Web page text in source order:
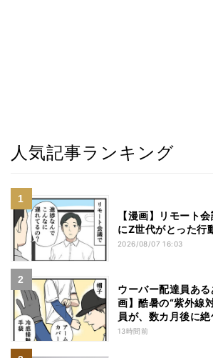
人気記事ランキング
【漫画】リモート
にZ世代がとった行
2026/08/07 16:03
ウーバー配達員あ
画】酷暑の“紫外線
員が、数カ月後に
13時間前